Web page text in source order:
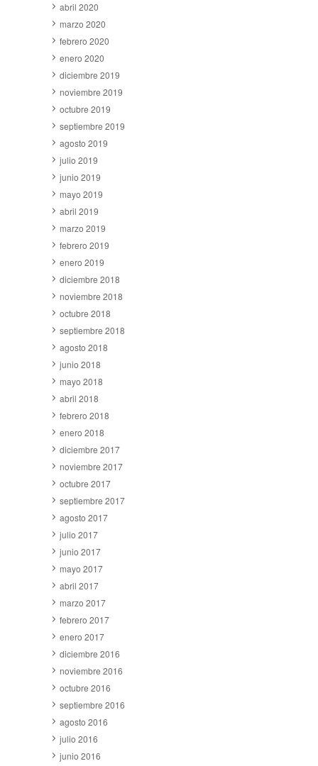
abril 2020
marzo 2020
febrero 2020
enero 2020
diciembre 2019
noviembre 2019
octubre 2019
septiembre 2019
agosto 2019
julio 2019
junio 2019
mayo 2019
abril 2019
marzo 2019
febrero 2019
enero 2019
diciembre 2018
noviembre 2018
octubre 2018
septiembre 2018
agosto 2018
junio 2018
mayo 2018
abril 2018
febrero 2018
enero 2018
diciembre 2017
noviembre 2017
octubre 2017
septiembre 2017
agosto 2017
julio 2017
junio 2017
mayo 2017
abril 2017
marzo 2017
febrero 2017
enero 2017
diciembre 2016
noviembre 2016
octubre 2016
septiembre 2016
agosto 2016
julio 2016
junio 2016